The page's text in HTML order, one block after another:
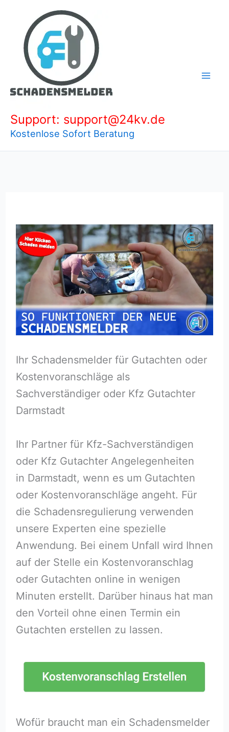
springen
Support: support@24kv.de
Kostenlose Sofort Beratung
Ihr Schadensmelder für Gutachten oder
Kostenvoranschläge als
Sachverständiger oder Kfz Gutachter
Darmstadt
Ihr Partner für Kfz-Sachverständigen
oder Kfz Gutachter Angelegenheiten
in Darmstadt, wenn es um Gutachten
oder Kostenvoranschläge angeht. Für
die Schadensregulierung verwenden
unsere Experten eine spezielle
Anwendung. Bei einem Unfall wird Ihnen
auf der Stelle ein Kostenvoranschlag
oder Gutachten online in wenigen
Minuten erstellt. Darüber hinaus hat man
den Vorteil ohne einen Termin ein
Gutachten erstellen zu lassen.
Wofür braucht man ein Schadensmelder